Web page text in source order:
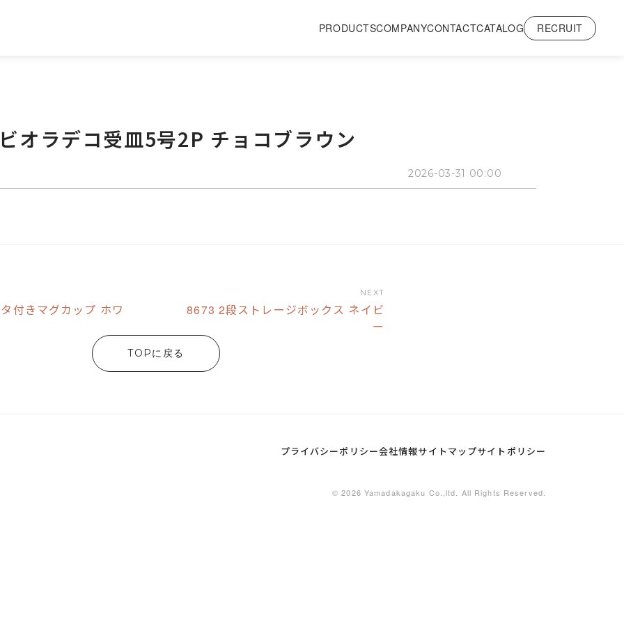
PRODUCTSCOMPANYCONTACTCATALOG RECRUIT
オラデコ受皿5号2P チョコブラウン
2026-03-31 00:00
付きマグカップ ホワ
NEXT
8673 2段ストレージボックス ネイビ
ー
TOPに戻る
プライバシーポリシー会社情報サイトマップサイトポリシー
© 2026 Yamadakagaku Co.,ltd. All Rights Reserved.